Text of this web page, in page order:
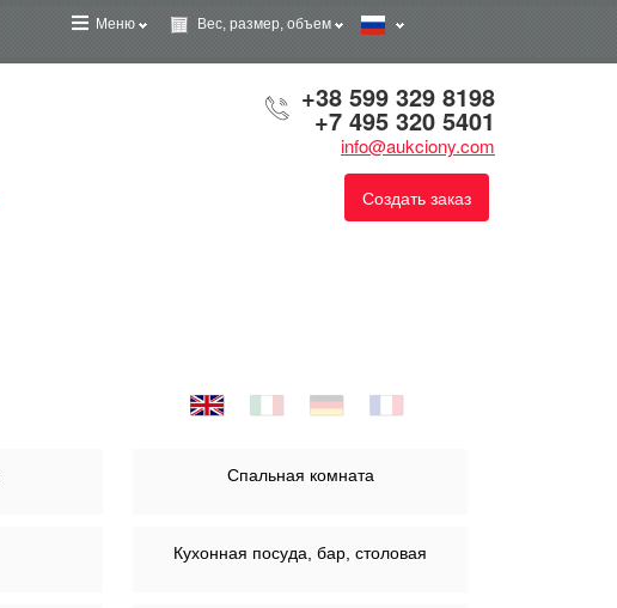
Меню Вес, размер, объем
+38 599 329 8198
+7 495 320 5401
info@aukciony.com
Создать заказ
Спальная комната
Кухонная посуда, бар, столовая